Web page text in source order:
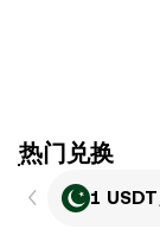
ִִִִִִִִִִִִִִִִִִִִִִִִִִִִִִִִִִִִִִִִִִִִִִִִ热门兑换
1 USDT